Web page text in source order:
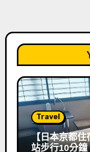
Travel
【日本京都住
站步行10分